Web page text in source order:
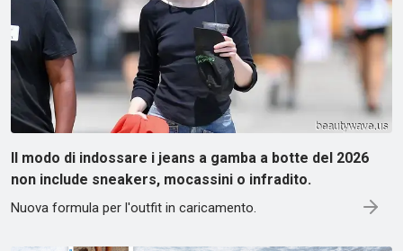
Il modo di indossare i jeans a gamba a botte del 2026
non include sneakers, mocassini o infradito.
Nuova formula per l'outfit in caricamento.